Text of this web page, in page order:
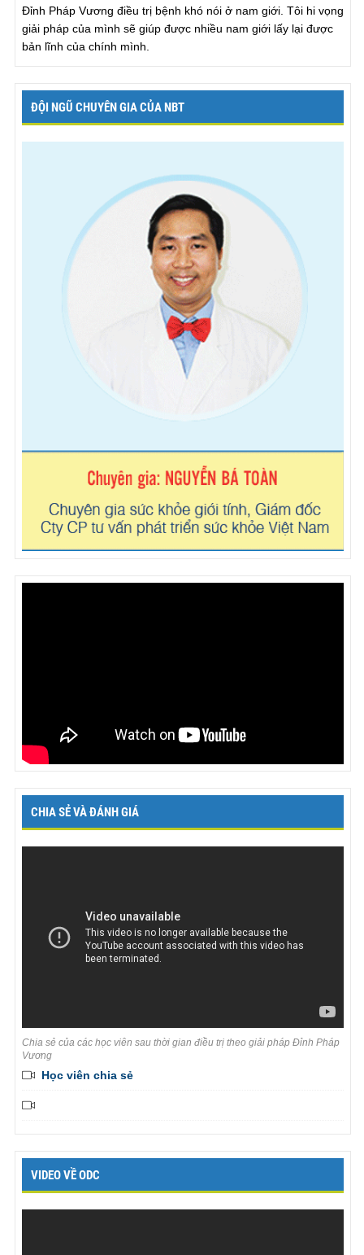
Đỉnh Pháp Vương điều trị bệnh khó nói ở nam giới. Tôi hi vọng
giải pháp của mình sẽ giúp được nhiều nam giới lấy lại được
bản lĩnh của chính mình.
ĐỘI NGŨ CHUYÊN GIA CỦA NBT
CHIA SẺ VÀ ĐÁNH GIÁ
Chia sẻ của các học viên sau thời gian điều trị theo giải pháp Đỉnh Pháp
Vương
Học viên chia sẻ
VIDEO VỀ ODC